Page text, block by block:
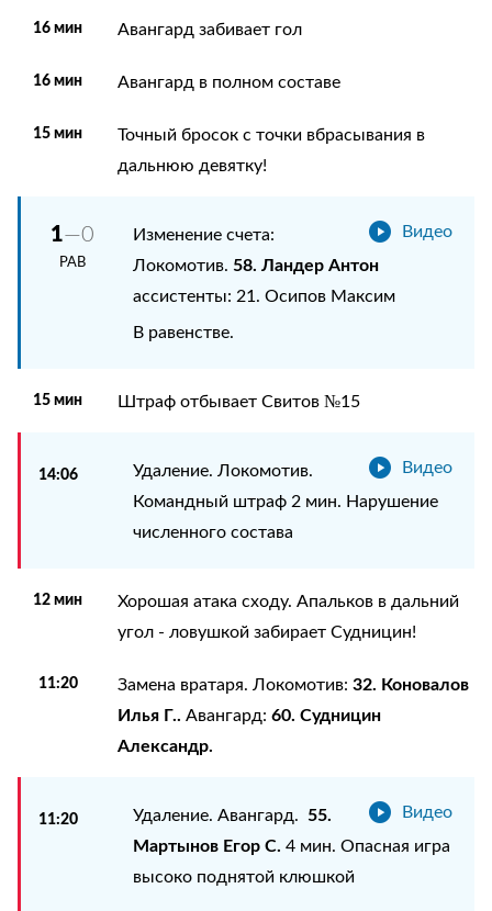
16 мин Авангард забивает гол
16 мин Авангард в полном составе
15 мин
Точный бросок с точки вбрасывания в
дальнюю девятку!
1—0
РАВ
Видео
Изменение счета:
Локомотив. 58. Ландер Антон
ассистенты: 21. Осипов Максим
В равенстве.
15 мин Штраф отбывает Свитов №15
14:06 Видео
Удаление. Локомотив.
Командный штраф 2 мин. Нарушение
численного состава
12 мин
Хорошая атака сходу. Апальков в дальний
угол - ловушкой забирает Судницин!
11:20 Замена вратаря. Локомотив:32. Коновалов
Илья Г.. Авангард:60. Судницин
Александр.
11:20 Видео
Удаление. Авангард. 55.
Мартынов Егор С. 4 мин. Опасная игра
высоко поднятой клюшкой